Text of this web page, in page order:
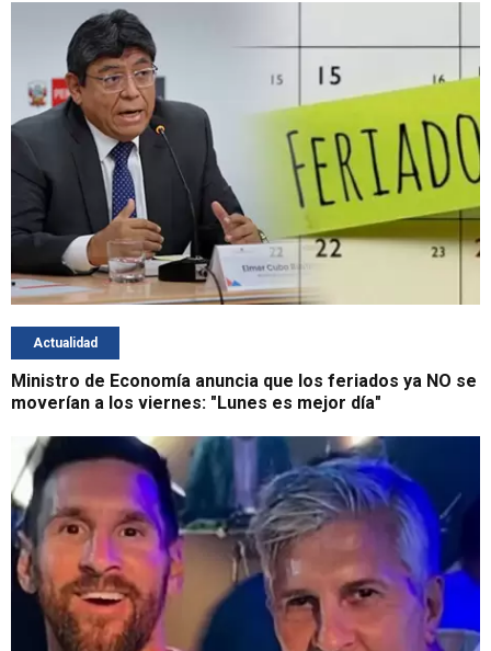
Actualidad
Ministro de Economía anuncia que los feriados ya NO se
moverían a los viernes: "Lunes es mejor día"